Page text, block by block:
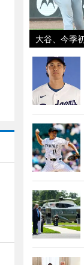
大谷、今季